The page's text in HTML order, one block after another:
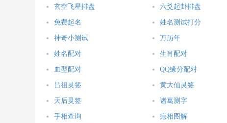
玄空飞星排盘 六爻起卦排盘
免费起名 姓名测试打分
神奇小测试 万历年
姓名配对 生肖配对
血型配对 QQ缘分配对
吕祖灵签 黄大仙灵签
天后灵签 诸葛测字
手相查询 痣相图解